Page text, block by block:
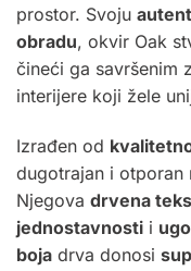
prostor. Svoju
obradu, okvir Oak
čineći ga savršenim
interijere koji žele
Izrađen od
dugotrajan i otporan
Njegova drvena
jednostavnosti i
boja drva donosi